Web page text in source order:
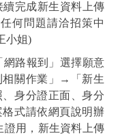
完成新生資料上傳
何問題請洽招策中
小姐)
網路報到」選擇願意
關作業」
→
「新生
身分證正面、身分
式請依網頁說明辦
證用，新生資料上傳